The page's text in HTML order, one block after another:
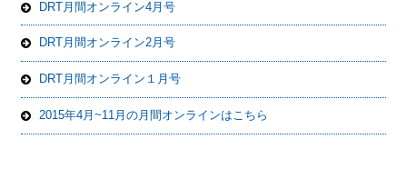
DRT月間オンライン4月号
DRT月間オンライン2月号
DRT月間オンライン１月号
2015年4月~11月の月間オンラインはこちら